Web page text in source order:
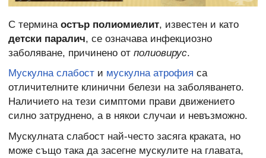
С термина остър полиомиелит, известен и като
детски паралич, се означава инфекциозно
заболяване, причинено от полиовирус.
Мускулна слабост и мускулна атрофия са
отличителните клинични белези на заболяването.
Наличието на тези симптоми прави движението
силно затруднено, а в някои случаи и невъзможно.
Мускулната слабост най-често засяга краката, но
може също така да засегне мускулите на главата,